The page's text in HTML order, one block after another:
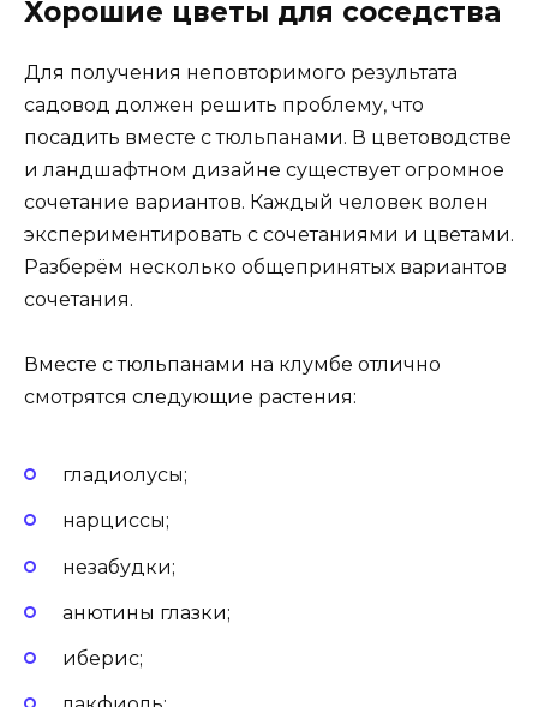
Хорошие цветы для соседства
Для получения неповторимого результата
садовод должен решить проблему, что
посадить вместе с тюльпанами. В цветоводстве
и ландшафтном дизайне существует огромное
сочетание вариантов. Каждый человек волен
экспериментировать с сочетаниями и цветами.
Разберём несколько общепринятых вариантов
сочетания.
Вместе с тюльпанами на клумбе отлично
смотрятся следующие растения:
гладиолусы;
нарциссы;
незабудки;
анютины глазки;
иберис;